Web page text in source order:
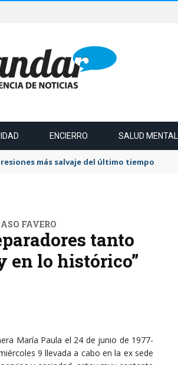
ENCIERRO SALUD MENTAL
más salvaje del último tiempo
FAVERO
tanto
en lo histórico”
María Paula el 24 de junio de 1977-
9 llevada a cabo en la ex sede